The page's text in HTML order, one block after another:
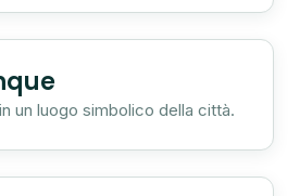
un luogo simbolico della città.